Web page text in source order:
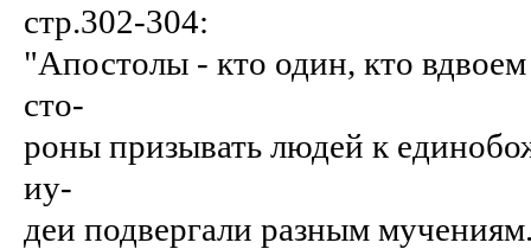
стр.302-304:
"Апостолы - кто один, кто
сто-
роны призывать людей к
иу-
деи подвергали разным